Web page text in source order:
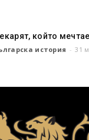
който
история - 31